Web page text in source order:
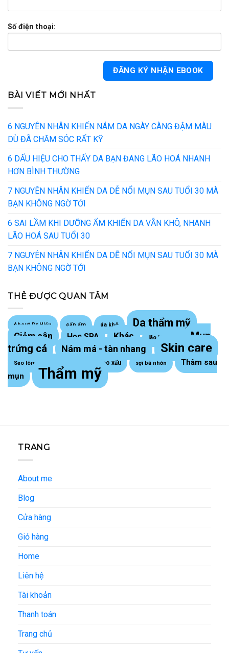
Số điện thoại:
BÀI VIẾT MỚI NHẤT
6 NGUYÊN NHÂN KHIẾN NÁM DA NGÀY CÀNG ĐẬM MÀU
DÙ ĐÃ CHĂM SÓC RẤT KỸ
6 DẤU HIỆU CHO THẤY DA BẠN ĐANG LÃO HOÁ NHANH
HƠN BÌNH THƯỜNG
7 NGUYÊN NHÂN KHIẾN DA DỄ NỔI MỤN SAU TUỔI 30 MÀ
BẠN KHÔNG NGỜ TỚI
6 SAI LẦM KHI DƯỠNG ẨM KHIẾN DA VẪN KHÔ, NHANH
LÃO HOÁ SAU TUỔI 30
7 NGUYÊN NHÂN KHIẾN DA DỄ NỔI MỤN SAU TUỔI 30 MÀ
BẠN KHÔNG NGỜ TỚI
THẺ ĐƯỢC QUAN TÂM
About Dr Hiếu cấp ẩm da khô Da thẩm mỹ
Giảm cân Học SPA Khác lão hoá da
Mụn
trứng cá
Nám má - tàn nhang Skin care
Sẹo lõm trứng cá Sẹo lồi - sẹo xấu sợi bã nhờn
Thâm sau
mụn
Thẩm mỹ
TRANG
About me
Blog
Cửa hàng
Giỏ hàng
Home
Liên hệ
Tài khoản
Thanh toán
Trang chủ